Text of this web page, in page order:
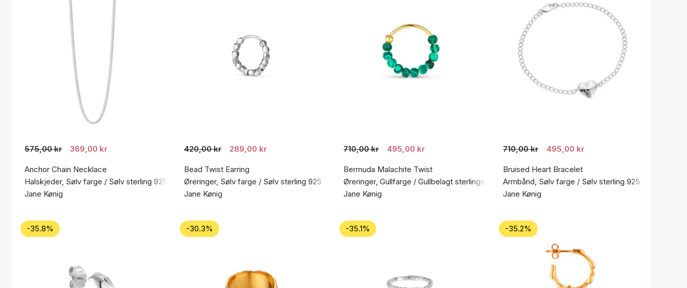
575,00 kr 369,00 kr
Anchor Chain Necklace
Halskjeder, Sølv farge / Sølv sterling 925
Jane Kønig
420,00 kr 289,00 kr
Bead Twist Earring
Øreringer, Sølv farge / Sølv sterling 925
Jane Kønig
710,00 kr 495,00 kr
Bermuda Malachite Twist
Øreringer, Gullfarge / Gullbelagt sterlingsølv 925
Jane Kønig
710,00 kr 495,00 kr
Bruised Heart Bracelet
Armbånd, Sølv farge / Sølv sterling 925
Jane Kønig
-35.8% -30.3% -35.1% -35.2%